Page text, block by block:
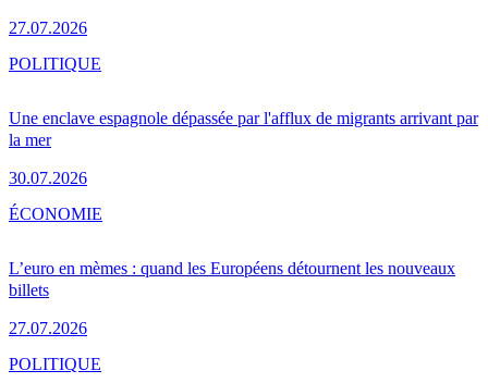
27.07.2026
Une enclave espagnole dépassée par l'afflux de migrants arrivant par
la mer
30.07.2026
POLITIQUE
L’euro en mèmes : quand les Européens détournent les nouveaux
billets
27.07.2026
ÉCONOMIE
POLITIQUE